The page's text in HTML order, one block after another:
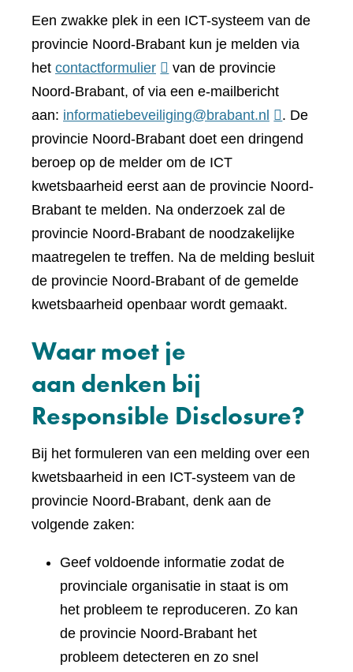
Een zwakke plek in een ICT-systeem van de
provincie Noord-Brabant kun je melden via
het contactformulier(verwijst
naar
een
andere
website)
van de provincie
Noord-Brabant, of via een e-mailbericht
aan: informatiebeveiliging@brabant.nl
. De
provincie Noord-Brabant doet een dringend
beroep op de melder om de ICT
kwetsbaarheid eerst aan de provincie Noord-
Brabant te melden. Na onderzoek zal de
provincie Noord-Brabant de noodzakelijke
maatregelen te treffen. Na de melding besluit
de provincie Noord-Brabant of de gemelde
kwetsbaarheid openbaar wordt gemaakt.
Waar moet je
aan denken bij
Responsible Disclosure?
Bij het formuleren van een melding over een
kwetsbaarheid in een ICT-systeem van de
provincie Noord-Brabant, denk aan de
volgende zaken:
Geef voldoende informatie zodat de
provinciale organisatie in staat is om
het probleem te reproduceren. Zo kan
de provincie Noord-Brabant het
probleem detecteren en zo snel